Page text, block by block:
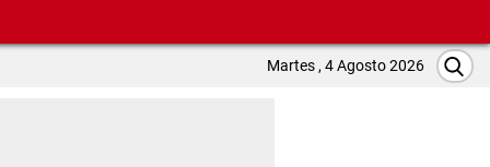
Martes , 4 Agosto 2026